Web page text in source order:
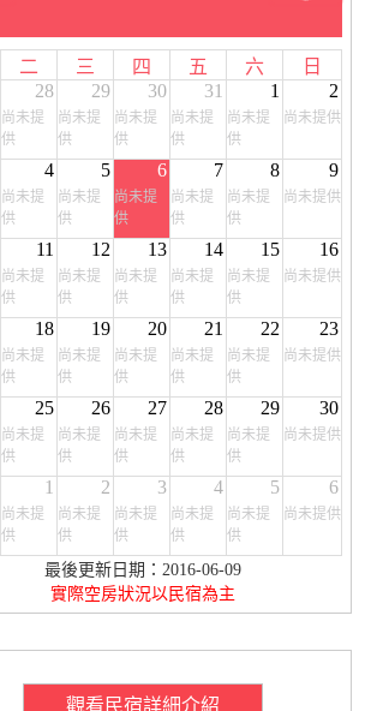
二 三 四 五 六
日
28
尚未提
供
29
尚未提
供
30
尚未提
供
31
尚未提
供
1
尚未提
供
2
尚未提供
4
尚未提
供
5
尚未提
供
6
尚未提
供
7
尚未提
供
8
尚未提
供
9
尚未提供
11
尚未提
供
12
尚未提
供
13
尚未提
供
14
尚未提
供
15
尚未提
供
16
尚未提供
18
尚未提
供
19
尚未提
供
20
尚未提
供
21
尚未提
供
22
尚未提
供
23
尚未提供
25
尚未提
供
26
尚未提
供
27
尚未提
供
28
尚未提
供
29
尚未提
供
30
尚未提供
1
尚未提
供
2
尚未提
供
3
尚未提
供
4
尚未提
供
5
尚未提
供
6
尚未提供
最後更新日期：2016-06-09
實際空房狀況以民宿為主
觀看民宿詳細介紹